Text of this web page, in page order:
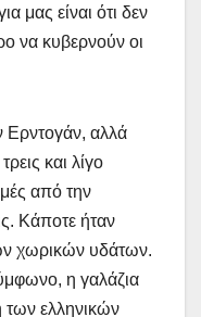
μας είναι ότι δεν
να κυβερνούν οι
Ερντογάν, αλλά
και λίγο
από την
Κάποτε ήταν
χωρικών υδάτων.
η γαλάζια
των ελληνικών